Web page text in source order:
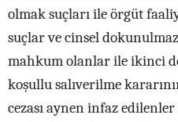
olmak suçları ile örgüt
suçlar ve cinsel
mahkum olanlar ile ikinci
koşullu salıverilme
cezası aynen infaz